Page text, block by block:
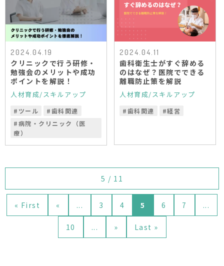
2024.04.19
クリニックで行う研修・
勉強会のメリットや成功
ポイントを解説！
人材育成/スキルアップ
# ツール #歯科関連
#病院・クリニック（医
療）
2024.04.11
歯科衛生士がすぐ辞める
のはなぜ？医院でできる
離職防止策を解説
人材育成/スキルアップ
#歯科関連 #経営
5 / 11
« First « ... 3 4 5 6 7 ...
10 ... » Last »